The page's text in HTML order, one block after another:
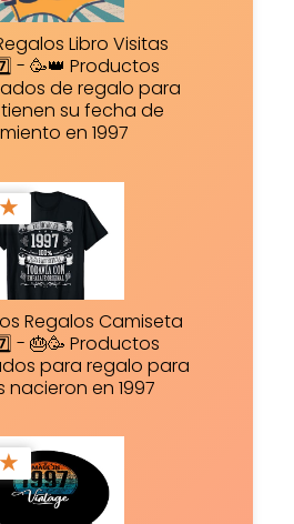
Libro Visitas
- 🥳👑 Productos
de regalo para
su fecha de
en 1997
★
Regalos Camiseta
- 🎂🥳 Productos
para regalo para
nacieron en 1997
★